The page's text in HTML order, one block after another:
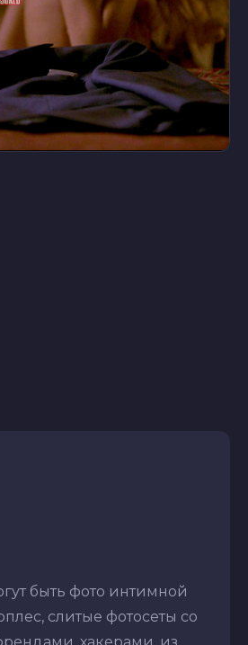
быть фото интимной
слитые фотосеты со